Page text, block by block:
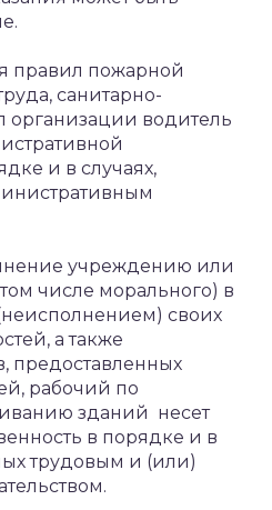
правил пожарной
санитарно-
организации водитель
и в случаях,
учреждению или
числе морального) в
своих
а также
предоставленных
рабочий по
зданий несет
в порядке и в
трудовым и (или)